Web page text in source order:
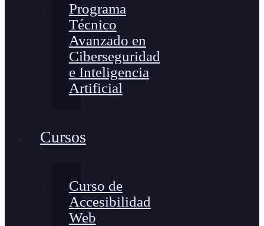
Programa
Técnico
Avanzado en
Ciberseguridad
e Inteligencia
Artificial
Cursos
Curso de
Accesibilidad
Web